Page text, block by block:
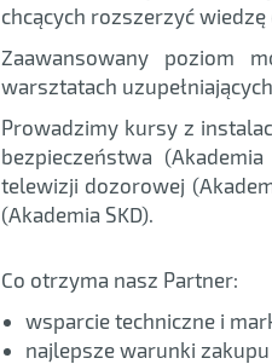
chcących rozszerzyć
Zaawansowany poziom
warsztatach
Prowadzimy kursy z
bezpieczeństwa
telewizji dozorowej
(Akademia SKD).
Co otrzyma nasz Partner:
wsparcie techniczne i
najlepsze warunki